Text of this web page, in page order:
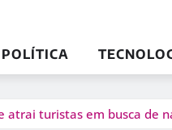
POLÍTICA
atrai turistas em busca de